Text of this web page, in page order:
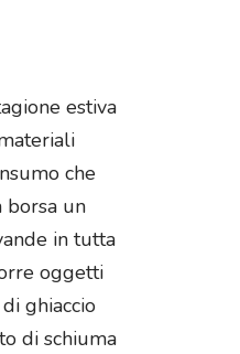
estiva
che
borsa un
in tutta
oggetti
ghiaccio
di schiuma